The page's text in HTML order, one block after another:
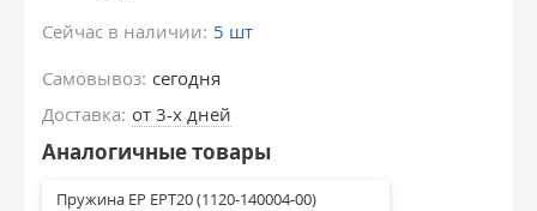
Сейчас в наличии: 5 шт
Самовывоз: сегодня
Доставка: от 3-х дней
Аналогичные товары
Пружина EP EPT20 (1120-140004-00)